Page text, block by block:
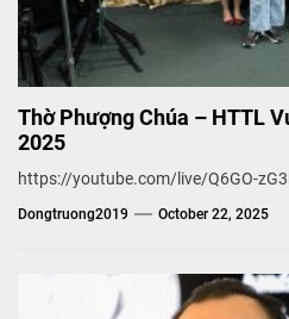
Thờ Phượng Chúa – HTTL
2025
https://youtube.com/live/Q6GO-
Dongtruong2019 October 22, 2025